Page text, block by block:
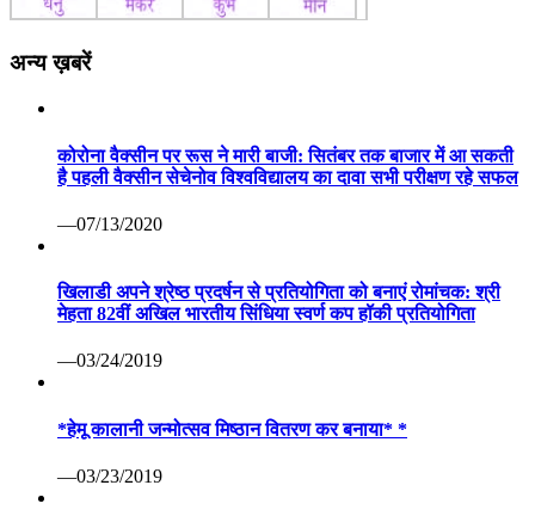
अन्य ख़बरें
कोरोना वैक्सीन पर रूस ने मारी बाजी: सितंबर तक बाजार में आ सकती
है पहली वैक्सीन सेचेनोव विश्वविद्यालय का दावा सभी परीक्षण रहे सफल
—07/13/2020
खिलाडी अपने श्रेष्ठ प्रदर्षन से प्रतियोगिता को बनाएं रोमांचक: श्री
मेहता 82वीं अखिल भारतीय सिंधिया स्वर्ण कप हॉकी प्रतियोगिता
—03/24/2019
*हेमू कालानी जन्मोत्सव मिष्ठान वितरण कर बनाया* *
—03/23/2019